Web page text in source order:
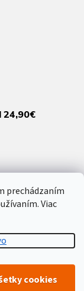
prechádzaním
Viac
cookies
24,90€
práva vyhradené.